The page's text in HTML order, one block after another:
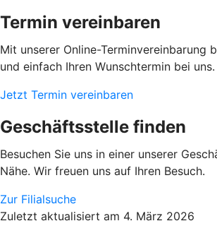
Termin vereinbaren
Mit unserer Online-Terminvereinbarung
und einfach Ihren Wunschtermin bei uns.
Jetzt Termin vereinbaren
Geschäftsstelle finden
Besuchen Sie uns in einer unserer
Nähe. Wir freuen uns auf Ihren Besuch.
Zur Filialsuche
Zuletzt aktualisiert am 4. März 2026